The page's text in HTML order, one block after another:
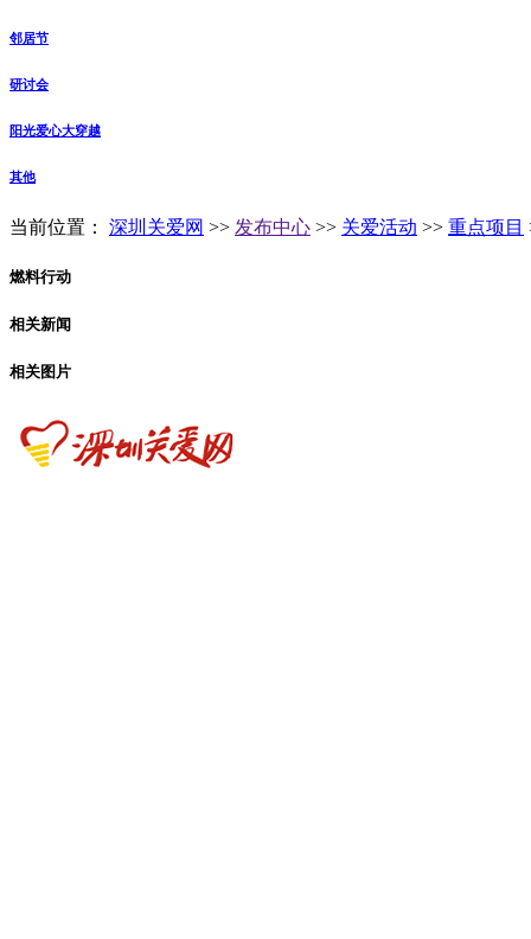
邻居节
研讨会
阳光爱心大穿越
其他
当前位置： 深圳关爱网 >> 发布中心 >> 关爱活动 >> 重点项目
燃料行动
相关新闻
相关图片